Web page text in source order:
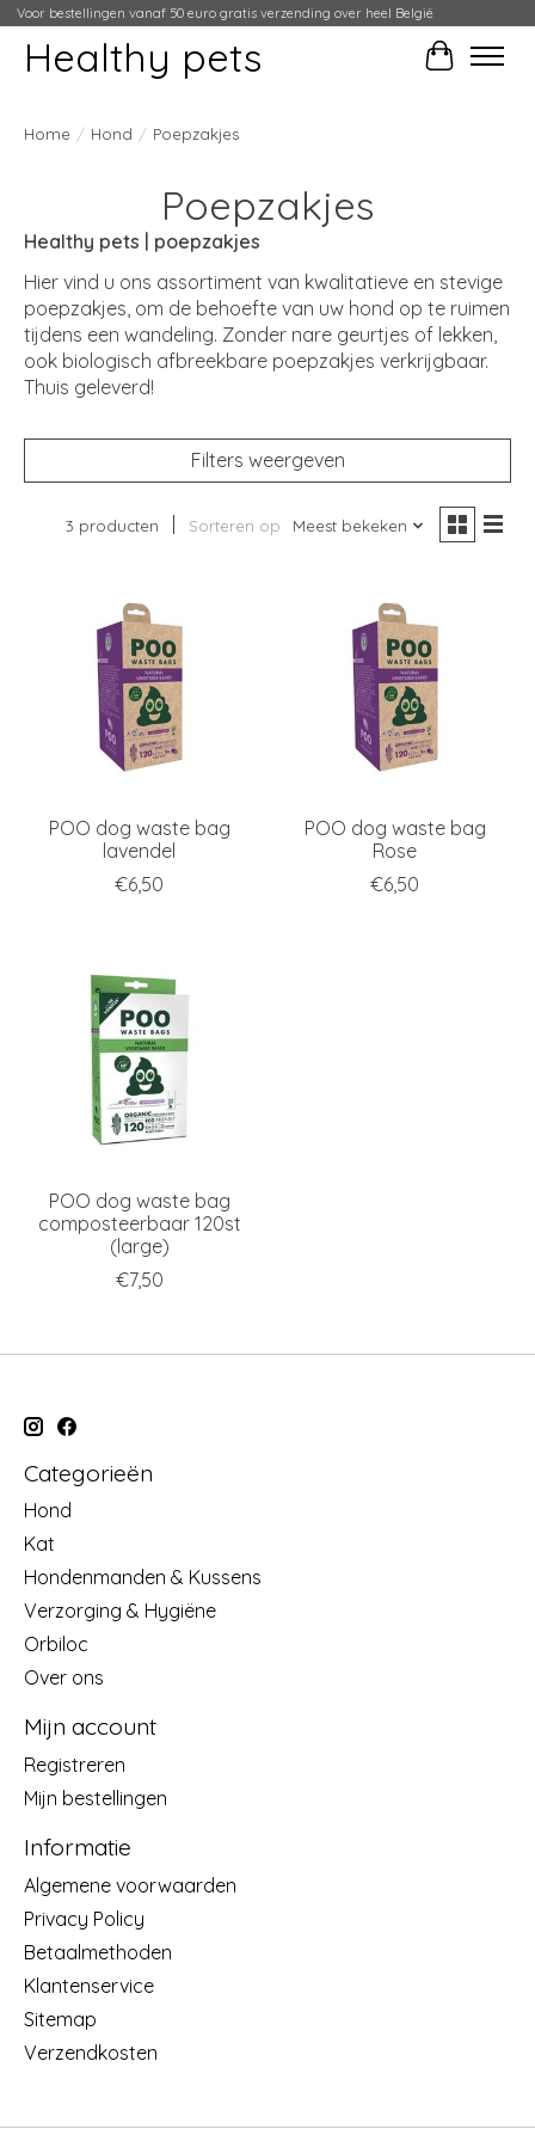
Voor bestellingen vanaf 50 euro gratis verzending over heel België
Healthy pets
Home / Hond / Poepzakjes
Poepzakjes
Healthy pets | poepzakjes
Hier vind u ons assortiment van kwalitatieve en stevige
poepzakjes, om de behoefte van uw hond op te ruimen
tijdens een wandeling. Zonder nare geurtjes of lekken,
ook biologisch afbreekbare poepzakjes verkrijgbaar.
Thuis geleverd!
Filters weergeven
3 producten Sorteren op Meest bekeken
POO dog waste bag
lavendel
€6,50
POO dog waste bag
Rose
€6,50
POO dog waste bag
composteerbaar 120st
(large)
€7,50
Categorieën
Hond
Kat
Hondenmanden & Kussens
Verzorging & Hygiëne
Orbiloc
Over ons
Mijn account
Registreren
Mijn bestellingen
Informatie
Algemene voorwaarden
Privacy Policy
Betaalmethoden
Klantenservice
Sitemap
Verzendkosten